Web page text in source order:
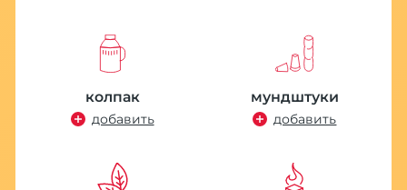
колпак
добавить
мундштуки
добавить